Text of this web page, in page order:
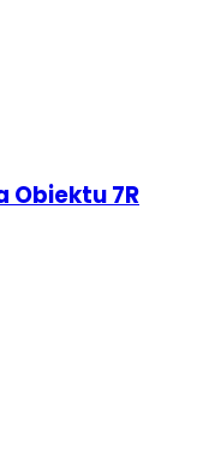
Obiektu 7R